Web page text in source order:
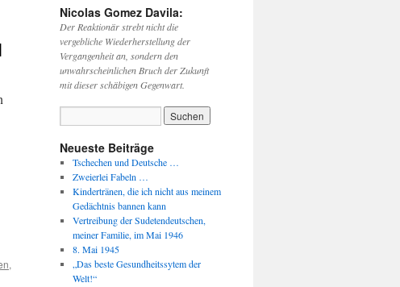
,
Nicolas Gomez Davila:
Der Reaktionär strebt nicht die
vergebliche Wiederherstellung der
Vergangenheit an, sondern den
unwahrscheinlichen Bruch der Zukunft
mit dieser schäbigen Gegenwart.
Neueste Beiträge
Tschechen und Deutsche …
Zweierlei Fabeln …
Kindertränen, die ich nicht aus meinem
Gedächtnis bannen kann
Vertreibung der Sudetendeutschen,
meiner Familie, im Mai 1946
8. Mai 1945
„Das beste Gesundheitssytem der
Welt!“